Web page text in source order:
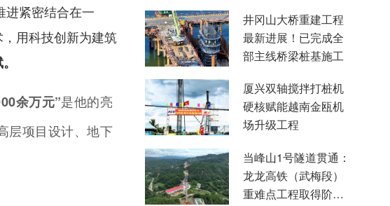
进紧密结合在一
用科技创新为建筑
余万元”是他的亮
层项目设计、地下
点项目建设
井冈山大桥重建工程
最新进展！已完成全
部主线桥梁桩基施工
厦兴双轴搅拌打桩机
硬核赋能越南金瓯机
场升级工程
当峰山1号隧道贯通：
龙龙高铁（武梅段）
重难点工程取得阶段